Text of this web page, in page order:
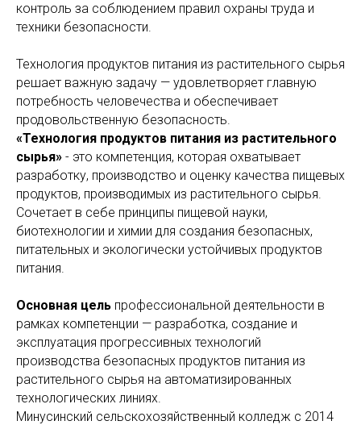
контроль за соблюдением правил охраны труда и
техники безопасности.
Технология продуктов питания из растительного сырья
решает важную задачу — удовлетворяет главную
потребность человечества и обеспечивает
продовольственную безопасность.
«Технология продуктов питания из растительного
сырья» - это компетенция, которая охватывает
разработку, производство и оценку качества пищевых
продуктов, производимых из растительного сырья.
Сочетает в себе принципы пищевой науки,
биотехнологии и химии для создания безопасных,
питательных и экологически устойчивых продуктов
питания.
Основная цель профессиональной деятельности в
рамках компетенции — разработка, создание и
эксплуатация прогрессивных технологий
производства безопасных продуктов питания из
растительного сырья на автоматизированных
технологических линиях.
Минусинский сельскохозяйственный колледж с 2014